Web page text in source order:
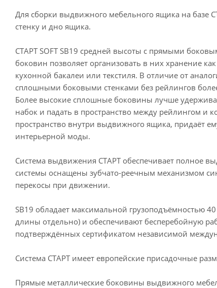
Для сборки выдвижного мебельного ящика на базе
стенку и дно ящика.
СТАРТ SOFT SB19 средней высоты с прямыми
боковин позволяет организовать в них хранение
кухонной бакалеи или текстиля. В отличие от
сплошными боковыми стенками без рейлингов
Более высокие сплошные боковины лучше
набок и падать в пространство между рейлингом и
пространство внутри выдвижного ящика, придаёт
интерьерной моды.
Система выдвижения СТАРТ обеспечивает полное
системы оснащены зубчато-реечным механизмом
перекосы при движении.
SB19 обладает максимальной грузоподъёмностью
длины отдельно) и обеспечивают бесперебойную
подтверждённых сертификатом независимой
Система СТАРТ имеет европейские присадочные
Прямые металлические боковины выдвижного